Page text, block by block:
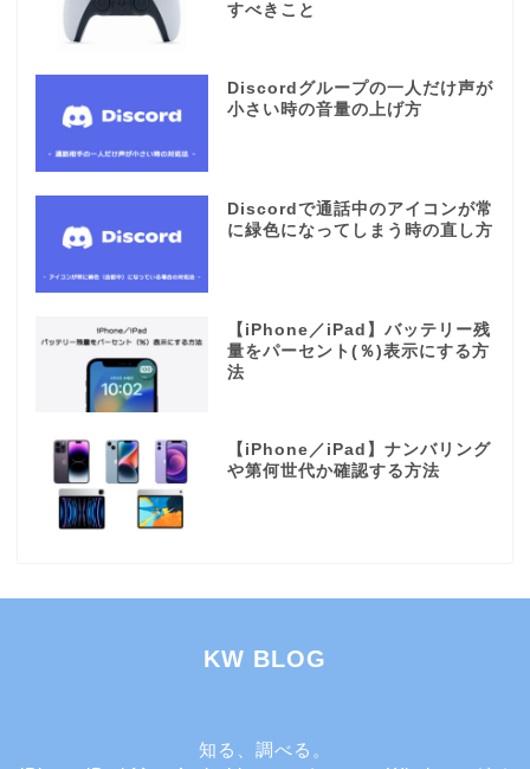
すべきこと
Discordグループの一人だけ声が
小さい時の音量の上げ方
Discordで通話中のアイコンが常
に緑色になってしまう時の直し方
【iPhone／iPad】バッテリー残
量をパーセント(％)表示にする方
法
【iPhone／iPad】ナンバリング
や第何世代か確認する方法
KW BLOG
知る、調べる。